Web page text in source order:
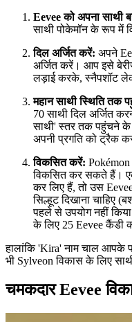
Eevee को अपना साथी
साथी पोकेमॉन के रूप में
दिल अर्जित करें: अपने
अर्जित करें। आप इसे
लड़ाई करके, स्नैपशॉट
महान साथी स्थिति तक
70 साथी दिल अर्जित
साथी' स्तर तक पहुंचने के
अपनी प्रगति को ट्रैक
विकसित करें:
विकसित कर सकते हैं।
कर लिए हैं, तो उस
सिल्हूट दिखाना चाहिए
पहले से उपयोग नहीं
के लिए 25 Eevee कैंडी
हालांकि 'Kira' नाम चाल आपके
भी Sylveon विकास के लिए
चमकदार Eevee